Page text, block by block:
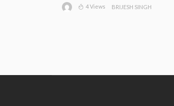
4 Views BRIJESH SINGH